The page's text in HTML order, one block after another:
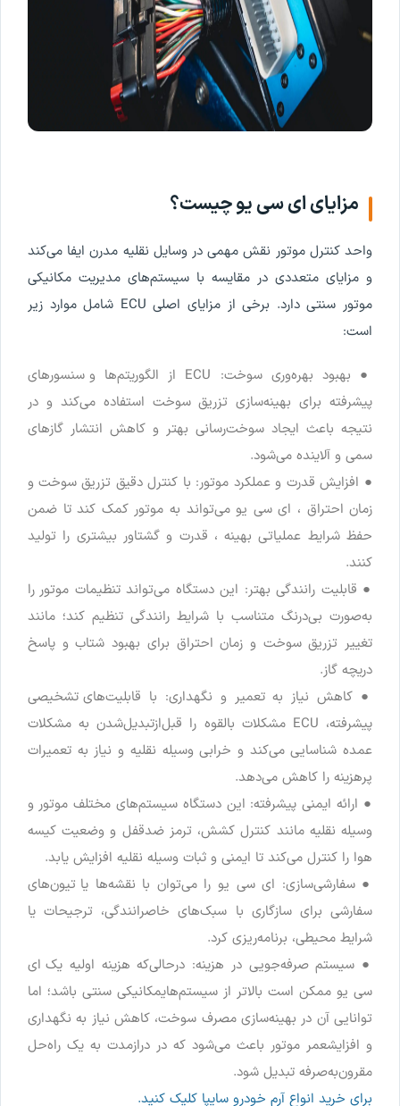
مزایایایسییوچیست؟
واحد کنترل موتور نقش مهمی در وسایل نقلیه مدرن ایفا میکند
و مزایای متعددی در مقایسه با سیستمهای مدیریت مکانیکی
موتور سنتی دارد. برخی از مزایای اصلی ECU شامل موارد زیر
است:
● بهبود بهرهوری سوخت:
ECU از الگوریتمها و سنسورهای
پیشرفته برای بهینهسازی تزریق سوخت استفاده میکند و در
نتیجه باعث ایجاد سوخترسانی بهتر و کاهش انتشار گازهای
سمی و آلاینده میشود.
● افزایش قدرت و عملکرد موتور: با کنترل دقیق تزریق سوخت و
زمان احتراق ، ای سی یو میتواند به موتور کمک کند تا ضمن
حفظ شرایط عملیاتی بهینه، قدرت و گشتاور بیشتری را تولید
کنند.
● قابلیت رانندگی بهتر: این دستگاه میتواند تنظیمات موتور را
بهصورت بیدرنگ متناسب با شرایط رانندگی تنظیم کند؛ مانند
تغییر تزریق سوخت و زمان احتراق برای بهبود شتاب‌ و پاسخ
دریچه گاز.
● کاهش نیاز به تعمیر و نگهداری: با قابلیتهای تشخیصی
پیشرفته، ECU مشکلات بالقوه را قبلازتبدیلشدن به مشکلات
عمده شناسایی میکند و خرابی وسیله نقلیه و نیاز به تعمیرات
پرهزینه را کاهش میدهد.
● ارائه ایمنی پیشرفته: این دستگاه سیستمهای مختلف موتور و
وسیله نقلیه مانند کنترل کشش، ترمز ضدقفل و وضعیت کیسه
هوا را کنترل میکند تا ایمنی و ثبات وسیله نقلیه افزایش یابد.
●سفارشیسازی: ای سی یو را میتوان با نقشهها یا تیونهای
سفارشی برای سازگاری با سبکهای خاصرانندگی، ترجیحات یا
شرایط محیطی، برنامهریزی کرد.
● سیستم صرفهجویی در هزینه: درحالیکه هزینه اولیه یک ای
سی یو ممکن است بالاتر از سیستمهایمکانیکی سنتی باشد؛ اما
توانایی آن در بهینهسازی مصرف سوخت، کاهش نیاز به نگهداری
و افزایشعمر موتور باعث میشود که در درازمدت به یک راهحل
مقرونبهصرفه تبدیل شود.
برای خرید انواع آرم خودرو سایپا کلیک کنید.